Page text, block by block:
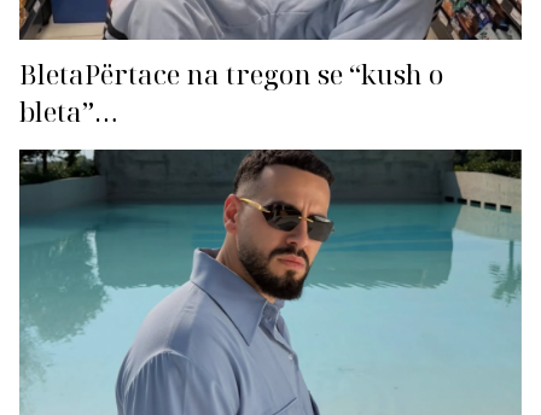
BletaPërtace na tregon se “kush o
bleta”…